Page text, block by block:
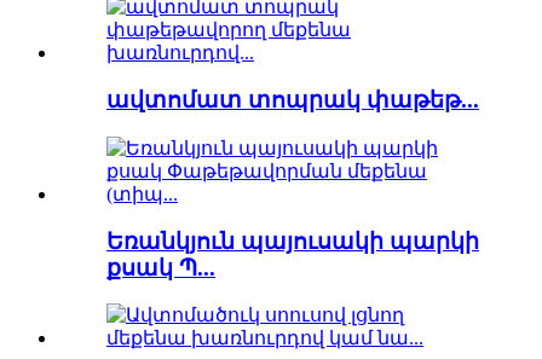
ավտոմատ տոպրակ փաթեթ...
Եռանկյուն պայուսակի պարկի
քսակ Պ...